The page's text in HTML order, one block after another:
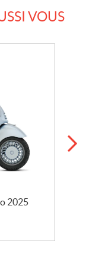
VOUS
2025